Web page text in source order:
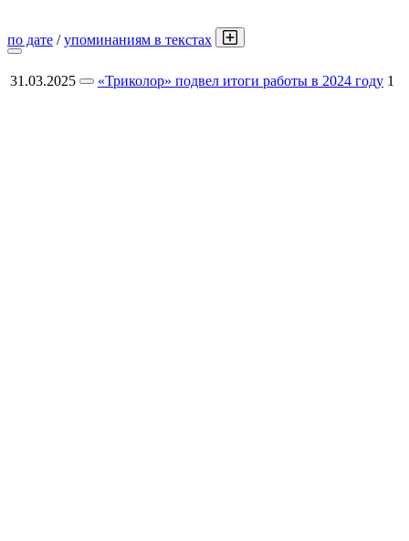
по дате /упоминаниям в текстах
31.03.2025 «Триколор» подвел итоги работы в 2024 году 1